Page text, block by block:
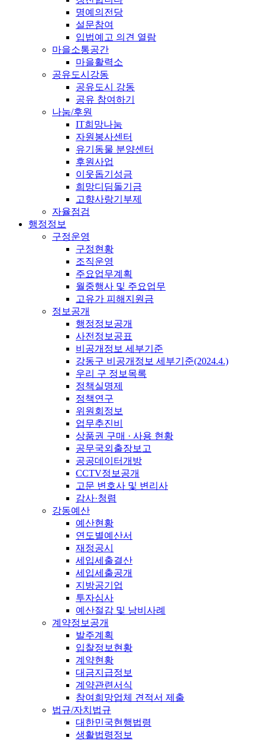
명예의전당
설문참여
입법예고 의견 열람
마을소통공간
마을활력소
공유도시강동
공유도시 강동
공유 참여하기
나눔/후원
IT희망나눔
자원봉사센터
유기동물 분양센터
후원사업
이웃돕기성금
희망디딤돌기금
고향사랑기부제
자율점검
행정정보
구정운영
구정현황
조직운영
주요업무계획
월중행사 및 주요업무
고유가 피해지원금
정보공개
행정정보공개
사전정보공표
비공개정보 세부기준
강동구 비공개정보 세부기준(2024.4.)
우리 구 정보목록
정책실명제
정책연구
위원회정보
업무추진비
상품권 구매 · 사용 현황
공무국외출장보고
공공데이터개방
CCTV정보공개
고문 변호사 및 변리사
감사·청렴
강동예산
예산현황
연도별예산서
재정공시
세입세출결산
세입세출공개
지방공기업
투자심사
예산절감 및 낭비사례
계약정보공개
발주계획
입찰정보현황
계약현황
대금지급정보
계약관련서식
참여희망업체 견적서 제출
법규/자치법규
대한민국현행법령
생활법령정보